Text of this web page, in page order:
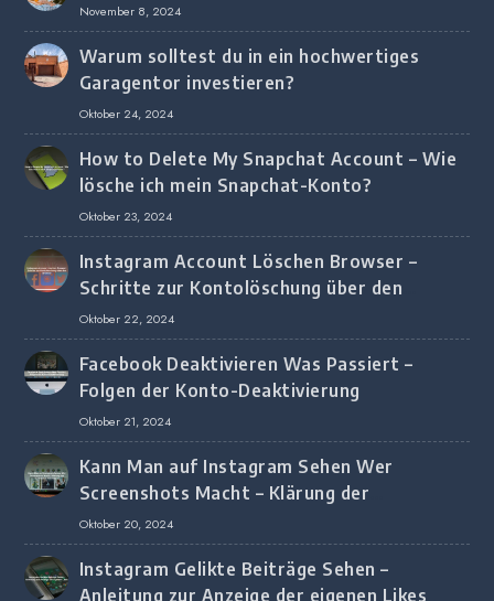
November 8, 2024
Warum solltest du in ein hochwertiges
Garagentor investieren?
Oktober 24, 2024
How to Delete My Snapchat Account – Wie
lösche ich mein Snapchat-Konto?
Oktober 23, 2024
Instagram Account Löschen Browser –
Schritte zur Kontolöschung über den
Browser
Oktober 22, 2024
Facebook Deaktivieren Was Passiert –
Folgen der Konto-Deaktivierung
Oktober 21, 2024
Kann Man auf Instagram Sehen Wer
Screenshots Macht – Klärung der
Screenshot-Erkennung
Oktober 20, 2024
Instagram Gelikte Beiträge Sehen –
Anleitung zur Anzeige der eigenen Likes